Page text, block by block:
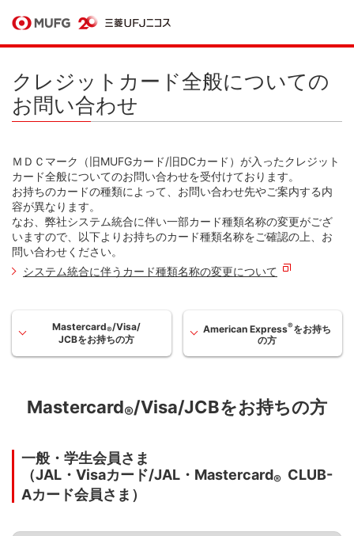
クレジットカード全般についての
お問い合わせ
ＭＤＣマーク（旧MUFGカード/旧DCカード）が入ったクレジット
カード全般についてのお問い合わせを受付けております。
お持ちのカードの種類によって、お問い合わせ先やご案内する内
容が異なります。
なお、弊社システム統合に伴い一部カード種類名称の変更がござ
いますので、以下よりお持ちのカード種類名称をご確認の上、お
問い合わせください。
システム統合に伴うカード種類名称の変更について
Mastercard®/Visa/
JCBをお持ちの方
American Express®をお持ち
の方
Mastercard®/Visa/JCBをお持ちの方
一般・学生会員さま
（JAL・Visaカード/JAL・Mastercard®CLUB-
Aカード会員さま）